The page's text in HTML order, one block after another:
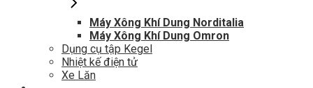
Máy Xông Khí Dung Norditalia
Máy Xông Khí Dung Omron
Dụng cụ tập Kegel
Nhiệt kế điện tử
Xe Lăn